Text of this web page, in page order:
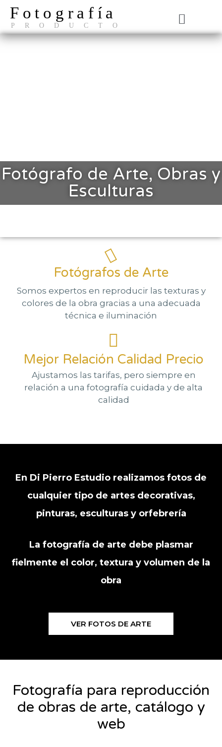
Fotografía
PRODUCTO
Fotógrafo de Arte, Obras y
Esculturas
Fotógrafos de Arte
Somos expertos en reproducir las texturas y
colores de la obra gracias a una adecuada
técnica e iluminación
Mejor Relación Calidad Precio
Ajustamos las tarifas, pero siempre en
relación a una fotografía cuidada y de alta
calidad
En Di Pierro Estudio realizamos fotos de
cualquier tipo de artes decorativas,
pinturas, esculturas y orfebrería
La fotografía de arte debe plasmar
fielmente el color, textura y volumen de la
obra
VER FOTOS DE ARTE
Fotografía para reproducción
de obras de arte, catálogo y
web